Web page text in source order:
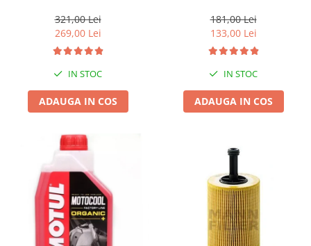
321,00 Lei
269,00 Lei
IN STOC
ADAUGA IN COS
181,00 Lei
133,00 Lei
IN STOC
ADAUGA IN COS